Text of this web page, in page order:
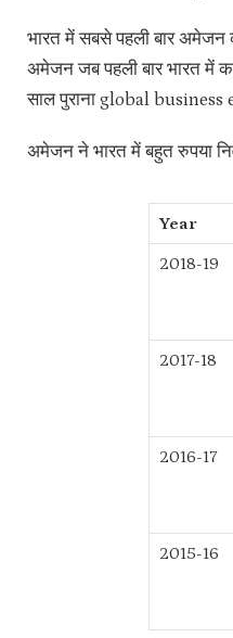
भारत में सबसे पहली बार अमेजन
अमेजन जब पहली बार भारत में
साल पुराना global business
अमेजन ने भारत में बहुत रुपया
Year
2018-19
2017-18
2016-17
2015-16